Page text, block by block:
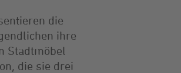
die
ihre
Stadtmöbel
die sie drei